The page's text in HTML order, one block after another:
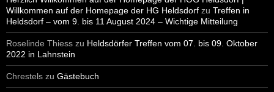
Willkommen auf der Homepage der HG Heldsdorf zu Treffen in
Heldsdorf – vom 9. bis 11 August 2024 – Wichtige Mitteilung
Roselinde Thiess zu Heldsdörfer Treffen vom 07. bis 09. Oktober
2022 in Lahnstein
Chrestels zu Gästebuch